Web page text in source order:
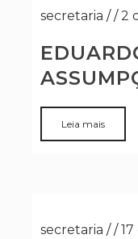
secretaria //2
Leia mais
secretaria //